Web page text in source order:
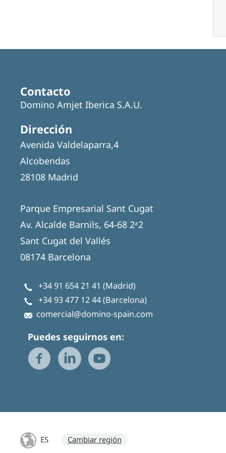
Contacto
Domino Amjet Iberica S.A.U.
Dirección
Avenida Valdelaparra,4
Alcobendas
28108 Madrid
Parque Empresarial Sant Cugat
Av. Alcalde Barnils, 64-68 2ᵃ2
Sant Cugat del Vallés
08174 Barcelona
+34 91 654 21 41 (Madrid)
+34 93 477 12 44(Barcelona)
comercial@domino-spain.com
Puedes seguirnos en:
ES Cambiar región